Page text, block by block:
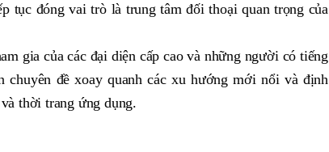
tục đóng vai trò là trung tâm đối thoại quan trọng của
gia của các đại diện cấp cao và những người có tiếng
chuyên đề xoay quanh các xu hướng mới nổi và định
thời trang ứng dụng.